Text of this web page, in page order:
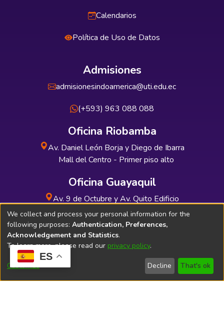
ES
Calendarios
Política de Uso de Datos
Admisiones
admisionesindoamerica@uti.edu.ec
(+593) 963 088 088
Oficina Riobamba
Av. Daniel León Borja y Diego de Ibarra
Mall del Centro - Primer piso alto
Oficina Guayaquil
Av. 9 de Octubre y Av. Quito Edificio
INDUAUTO - Planta baja
Soporte Técnico Bibliolatino.com
We collect and process your personal information for the
following purposes: Authentication, Preferences,
Acknowledgement and Statistics.
To learn more, please read our privacy policy.
Customize Decline That's ok